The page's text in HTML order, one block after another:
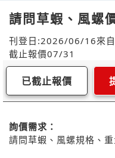
請問草蝦、風螺
刊登日:2026/06/16來
截止報價07/31
已截止報價
詢價需求：
請問草蝦、風螺規格、